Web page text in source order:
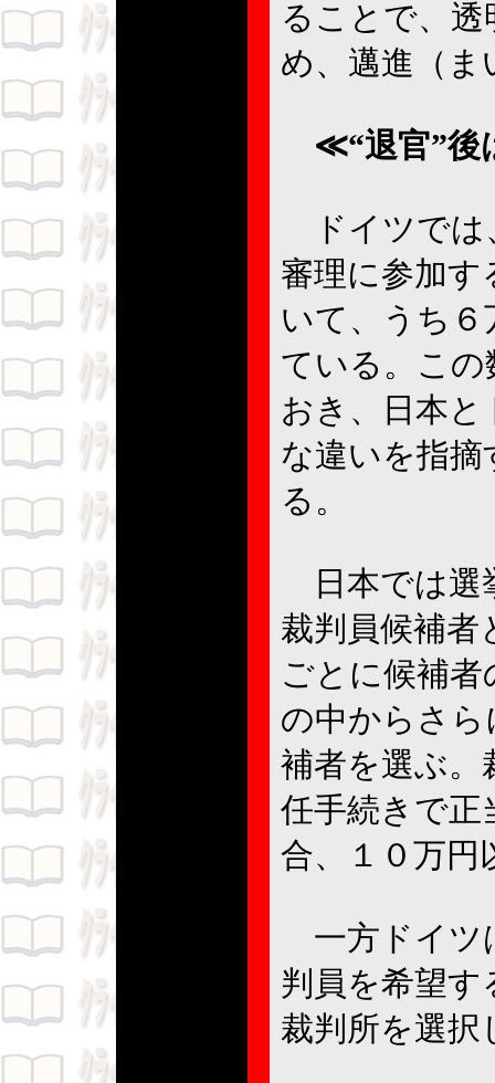
ることで、
め、邁進（
≪“退官”後
ドイツでは
審理に参加す
いて、うち
ている。こ
おき、日本
な違いを指
る。
日本では選
裁判員候補者
ごとに候補
の中からさら
補者を選ぶ。
任手続きで正
合、１０万円
一方ドイツ
判員を希望
裁判所を選択